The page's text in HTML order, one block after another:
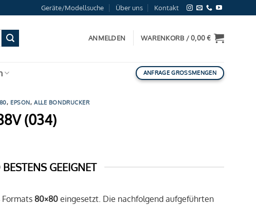
Geräte/Modellsuche Über uns Kontakt
ANMELDEN WARENKORB /0,00€
ANFRAGE GROSSMENGEN
, EPSON,ALLE BONDRUCKER
(034)
GEEIGNET
Formats80×80 eingesetzt. Die nachfolgend aufgeführten